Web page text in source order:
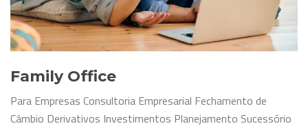
Family Office
Para Empresas Consultoria Empresarial Fechamento de
Câmbio Derivativos Investimentos Planejamento Sucessório